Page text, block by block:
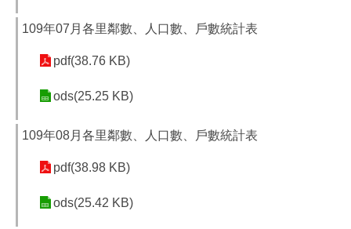
109年07月各里鄰數、人口數、戶數統計表
pdf(38.76 KB)
ods(25.25 KB)
109年08月各里鄰數、人口數、戶數統計表
pdf(38.98 KB)
ods(25.42 KB)